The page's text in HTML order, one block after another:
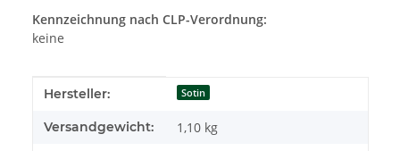
Kennzeichnung nach CLP-Verordnung:
keine
Produkteigenschaft
Wert
Hersteller: Sotin
Versandgewicht: 1,10 kg